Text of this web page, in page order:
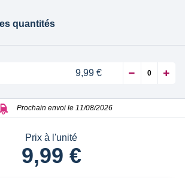
quantités
9,99 €
Prochain envoi le 11/08/2026
Prix à l'unité
9,99 €